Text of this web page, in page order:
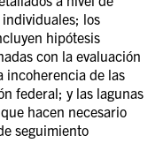
los
hipótesis
con la evaluación
incoherencia de las
federal; y las lagunas
hacen necesario
seguimiento